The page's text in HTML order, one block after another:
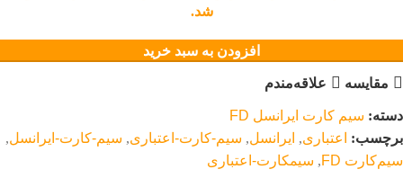
شد.
افزودن به سبد خرید
مقایسه علاقه‌مندم
دسته: سیم کارت ایرانسل FD
برچسب:
اعتباری, ایرانسل, سیم-کارت-اعتباری, سیم-کارت-ایرانسل,
سیم‌کارت FD
, سیمکارت-اعتباری